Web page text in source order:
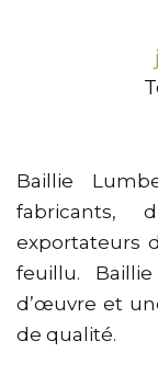
Baillie
fabricants,
exportateurs
feuillu.
d’œuvre et
de qualité.